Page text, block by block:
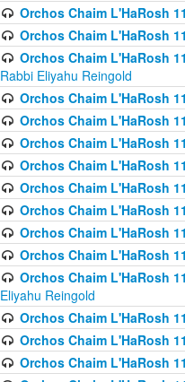
Orchos Chaim L'HaRosh
Orchos Chaim L'HaRosh
Orchos Chaim L'HaRosh
Rabbi Eliyahu Reingold
Orchos Chaim L'HaRosh
Orchos Chaim L'HaRosh
Orchos Chaim L'HaRosh
Orchos Chaim L'HaRosh
Orchos Chaim L'HaRosh
Orchos Chaim L'HaRosh
Orchos Chaim L'HaRosh
Orchos Chaim L'HaRosh
Orchos Chaim L'HaRosh
Eliyahu Reingold
Orchos Chaim L'HaRosh
Orchos Chaim L'HaRosh
Orchos Chaim L'HaRosh